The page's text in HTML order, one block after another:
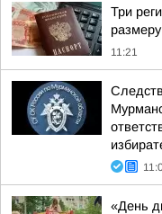
Три
11:21
«День